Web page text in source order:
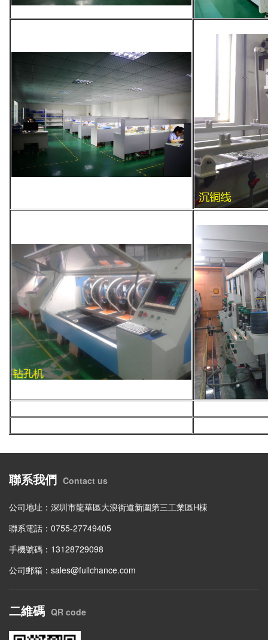
聯系我們 Contact us
公司地址：深圳市龍華區大浪街道新圍第三工業區H棟
聯系電話：0755-27749405
手機號碼：13128729098
公司郵箱：sales@fullchance.com
二維碼 QR code